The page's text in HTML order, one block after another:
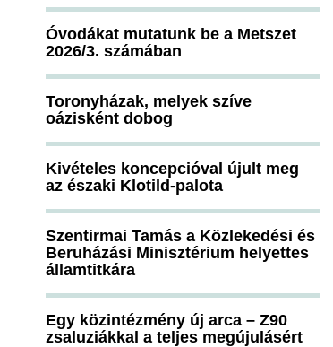
Óvodákat mutatunk be a Metszet
2026/3. számában
Toronyházak, melyek szíve
oázisként dobog
Kivételes koncepcióval újult meg
az északi Klotild-palota
Szentirmai Tamás a Közlekedési és
Beruházási Minisztérium helyettes
államtitkára
Egy közintézmény új arca – Z90
zsaluziákkal a teljes megújulásért